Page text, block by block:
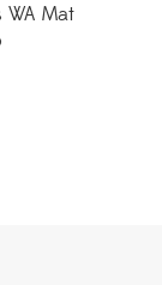
WA Mat